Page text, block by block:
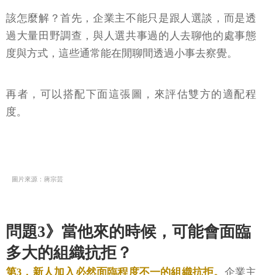
該怎麼解？首先，企業主不能只是跟人選談，而是透
過大量田野調查，與人選共事過的人去聊他的處事態
度與方式，這些通常能在閒聊間透過小事去察覺。
再者，可以搭配下面這張圖，來評估雙方的適配程
度。
圖片來源：蔣宗芸
問題3》當他來的時候，可能會面臨
多大的組織抗拒？
第3，新人加入必然面臨程度不一的組織抗拒。 企業主